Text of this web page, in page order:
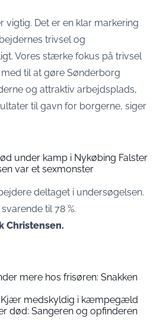
vigtig. Det er en klar markering
trivsel og
Vores stærke fokus på trivsel
til at gøre Sønderborg
og attraktiv arbejdsplads,
til gavn for borgerne, siger
under kamp i Nykøbing Falster
var et sexmonster
deltaget i undersøgelsen.
til 78 %.
Christensen.
mere hos frisøren: Snakken
Kjær medskyldig i kæmpegæld
død: Sangeren og opfinderen